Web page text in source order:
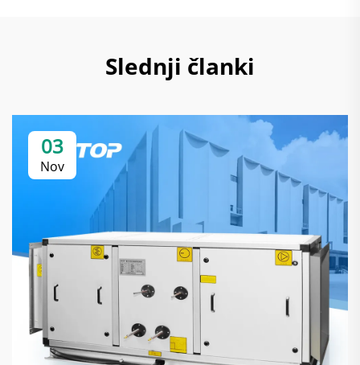
Slednji članki
03
Nov